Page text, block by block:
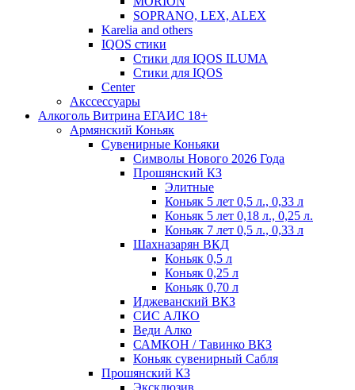
SOPRANO, LEX, ALEX
Karelia and others
IQOS стики
Стики для IQOS ILUMA
Стики для IQOS
Сenter
Акссессуары
Алкоголь Витрина ЕГАИС 18+
Армянский Коньяк
Сувенирные Коньяки
Символы Нового 2026 Года
Прошянский КЗ
Элитные
Коньяк 5 лет 0,5 л., 0,33 л
Коньяк 5 лет 0,18 л., 0,25 л.
Коньяк 7 лет 0,5 л., 0,33 л
Шахназарян ВКД
Коньяк 0,5 л
Коньяк 0,25 л
Коньяк 0,70 л
Иджеванский ВКЗ
СИС АЛКО
Веди Алко
САМКОН / Тавинко ВКЗ
Коньяк сувенирный Сабля
Прошянский КЗ
Эксклюзив